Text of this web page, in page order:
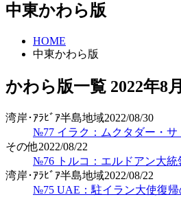
中東かわら版
HOME
中東かわら版
かわら版一覧 2022年8月
湾岸･ｱﾗﾋﾞｱ半島地域2022/08/30
№77 イラク：ムクタダー・
その他2022/08/22
№76 トルコ：エルドアン大統
湾岸･ｱﾗﾋﾞｱ半島地域2022/08/22
№75 UAE：駐イラン大使復帰